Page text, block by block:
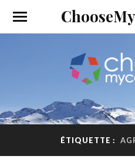
ÉTIQUETTE :